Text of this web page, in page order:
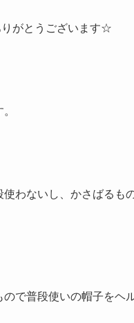
がとうございます☆
わないし、かさばるも
で普段使いの帽子をヘ